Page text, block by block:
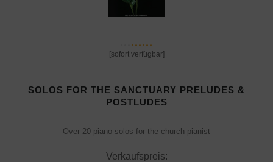
[sofort verfügbar]
SOLOS FOR THE SANCTUARY PRELUDES &
POSTLUDES
Over 20 piano solos for the church pianist
Verkaufspreis: